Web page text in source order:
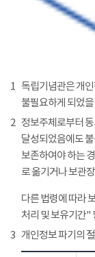
1 독립기념관은 개
불필요하게 되었
2 정보주체로부터
달성되었음에도
보존하여야 하는
로 옮기거나 보관
다른 법령에 따라
처리 및 보유기간"
3 개인정보 파기의